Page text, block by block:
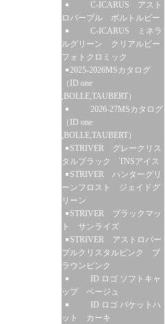
C-ICARUS アスト
ロパープル ボルトルビー
C-ICARUS ミネラ
ルグリーン クリアルビー
フォトクロミック
2025-2026MSカタログ
（ID one
,BOLLE,TAUBERT）
2026-27MSカタログ
（ID one
,BOLLE,TAUBERT）
STRIVER グレークリス
タルブラック TNSアイス
STRIVER ハンターグリ
ーンフロスト ジェイドグ
リーン
STRIVER ブラックマッ
ト サンライズ
STRIVER アストロパー
プルクリスタルピンク ブ
ラウンピンク
ID ロゴ ソフトキャ
ップ ベージュ
ID ロゴ バケットハ
ット カーキ